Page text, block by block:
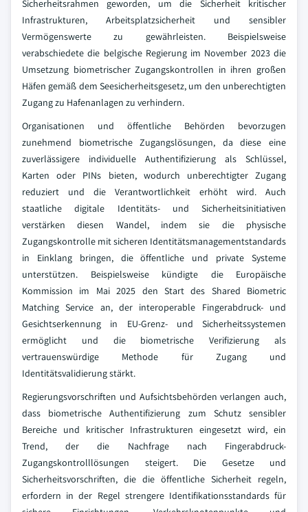
Sicherheitsrahmen geworden, um die Sicherheit kritischer
Infrastrukturen, Arbeitsplatzsicherheit und sensibler
Vermögenswerte zu gewährleisten. Beispielsweise
verabschiedete die belgische Regierung im November 2023 die
Umsetzung biometrischer Zugangskontrollen in ihren großen
Häfen gemäß dem Seesicherheitsgesetz, um den unberechtigten
Zugang zu Hafenanlagen zu verhindern.
Organisationen und öffentliche Behörden bevorzugen
zunehmend biometrische Zugangslösungen, da diese eine
zuverlässigere individuelle Authentifizierung als Schlüssel,
Karten oder PINs bieten, wodurch unberechtigter Zugang
reduziert und die Verantwortlichkeit erhöht wird. Auch
staatliche digitale Identitäts- und Sicherheitsinitiativen
verstärken diesen Wandel, indem sie die physische
Zugangskontrolle mit sicheren Identitätsmanagementstandards
in Einklang bringen, die öffentliche und private Systeme
unterstützen. Beispielsweise kündigte die Europäische
Kommission im Mai 2025 den Start des Shared Biometric
Matching Service an, der interoperable Fingerabdruck- und
Gesichtserkennung in EU-Grenz- und Sicherheitssystemen
ermöglicht und die biometrische Verifizierung als
vertrauenswürdige Methode für Zugang und
Identitätsvalidierung stärkt.
Regierungsvorschriften und Aufsichtsbehörden verlangen auch,
dass biometrische Authentifizierung zum Schutz sensibler
Bereiche und kritischer Infrastrukturen eingesetzt wird, ein
Trend, der die Nachfrage nach Fingerabdruck-
Zugangskontrolllösungen steigert. Die Gesetze und
Sicherheitsvorschriften, die die öffentliche Sicherheit regeln,
erfordern in der Regel strengere Identifikationsstandards für